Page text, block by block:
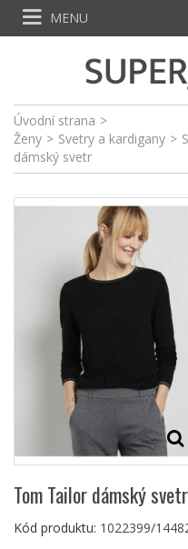
Úvodní strana >
Ženy > Svetry a kardigany >
dámský svetr
Tom Tailor dámský svetr
Kód produktu: 1022399/
MENU